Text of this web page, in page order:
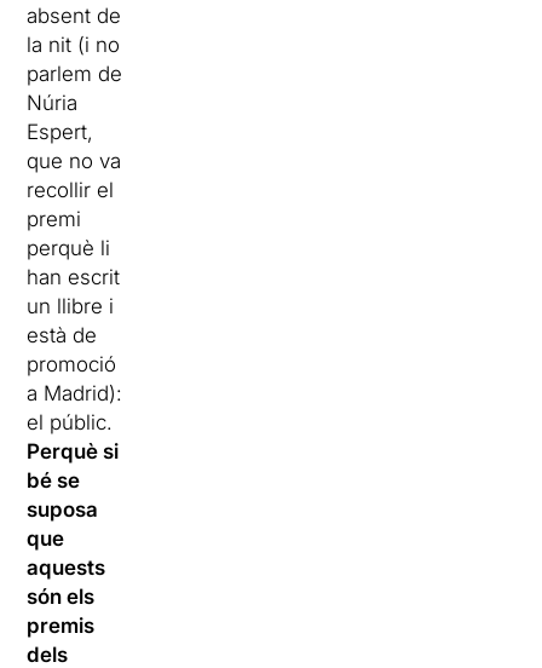
absent de
la nit (i no
parlem de
Núria
Espert,
que no va
recollir el
premi
perquè li
han escrit
un llibre i
està de
promoció
a Madrid):
el públic.
Perquè si
bé se
suposa
que
aquests
són els
premis
dels